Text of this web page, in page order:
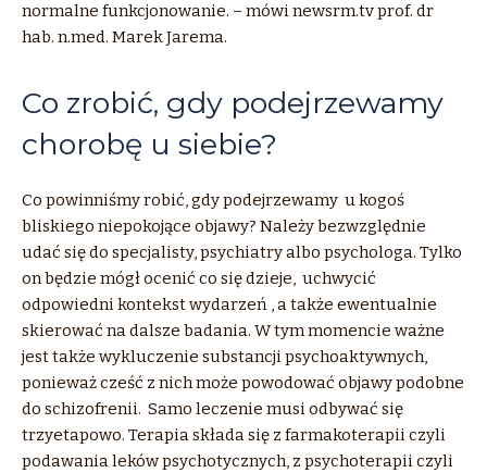
normalne funkcjonowanie. – mówi newsrm.tv prof. dr
hab. n.med. Marek Jarema.
Co zrobić, gdy podejrzewamy
chorobę u siebie?
Co powinniśmy robić, gdy podejrzewamy u kogoś
bliskiego niepokojące objawy? Należy bezwzględnie
udać się do specjalisty, psychiatry albo psychologa. Tylko
on będzie mógł ocenić co się dzieje, uchwycić
odpowiedni kontekst wydarzeń , a także ewentualnie
skierować na dalsze badania. W tym momencie ważne
jest także wykluczenie substancji psychoaktywnych,
ponieważ cześć z nich może powodować objawy podobne
do schizofrenii. Samo leczenie musi odbywać się
trzyetapowo. Terapia składa się z farmakoterapii czyli
podawania leków psychotycznych, z psychoterapii czyli